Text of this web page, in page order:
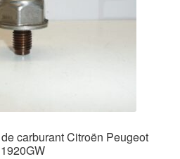
carburant Citroën Peugeot
1920GW